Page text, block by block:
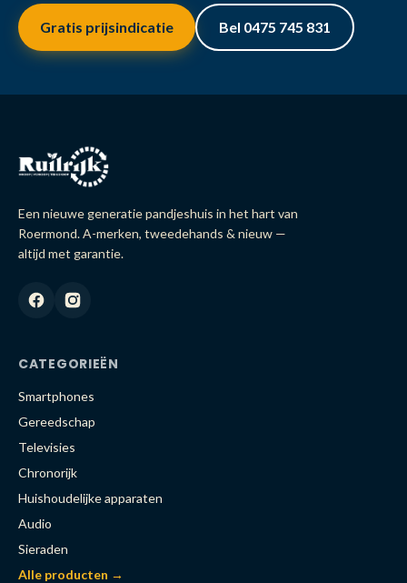
Gratis prijsindicatie Bel 0475 745 831
Een nieuwe generatie pandjeshuis in het hart van
Roermond. A-merken, tweedehands & nieuw —
altijd met garantie.
CATEGORIEËN
Smartphones
Gereedschap
Televisies
Chronorijk
Huishoudelijke apparaten
Audio
Sieraden
Alle producten →